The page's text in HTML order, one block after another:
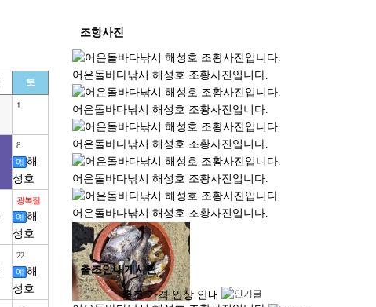
토
1
8
예 해
성호
광복절
예 해
성호
22
예 해
성호
조항사진
어은돌바다낚시 해성호 조황사진입니다.
어은돌바다낚시 해성호 조황사진입니다.
어은돌바다낚시 해성호 조황사진입니다.
어은돌바다낚시 해성호 조황사진입니다.
어은돌바다낚시 해성호 조황사진입니다.
출조안내게시판
출조 가격 인상 안내